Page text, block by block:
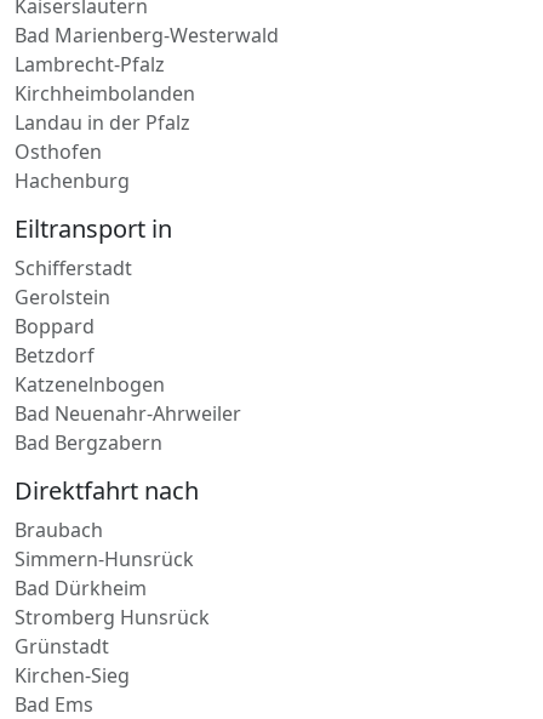
Bochum
Lieferdienst in
Kaiserslautern
Bad Marienberg-Westerwald
Lambrecht-Pfalz
Kirchheimbolanden
Osthofen
Hachenburg
Eiltransport in
Schifferstadt
Gerolstein
Boppard
Betzdorf
Bad Neuenahr-Ahrweiler
Bad Bergzabern
Direktfahrt nach
Braubach
Simmern-Hunsrück
Bad Dürkheim
Stromberg Hunsrück